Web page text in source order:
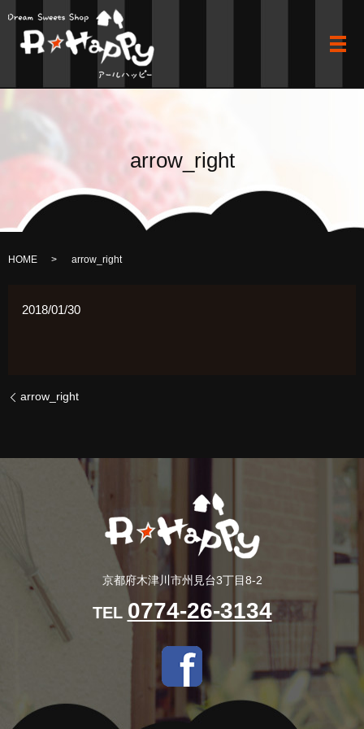
メ
arrow_right
HOME arrow_right
2018/01/30
arrow_right
京都府木津川市州見台3丁目8-2
TEL 0774-26-3134